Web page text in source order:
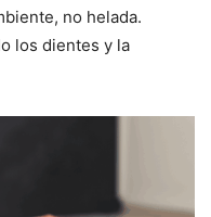
no helada.
los dientes y la